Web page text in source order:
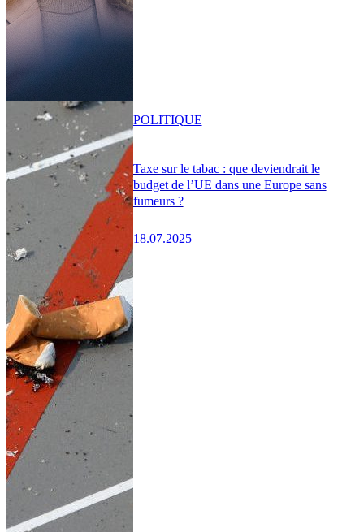
Taxe sur le tabac : que deviendrait le
budget de l’UE dans une Europe sans
fumeurs ?
18.07.2025
POLITIQUE